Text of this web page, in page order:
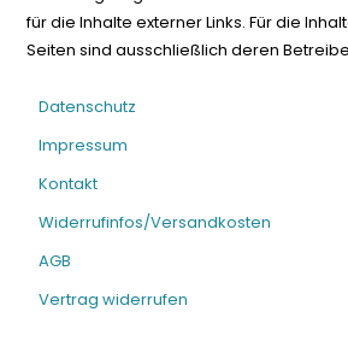
für die Inhalte externer Links. Für die
Seiten sind ausschließlich deren
Datenschutz
Impressum
Kontakt
Widerrufinfos/Versandkosten
AGB
Vertrag widerrufen